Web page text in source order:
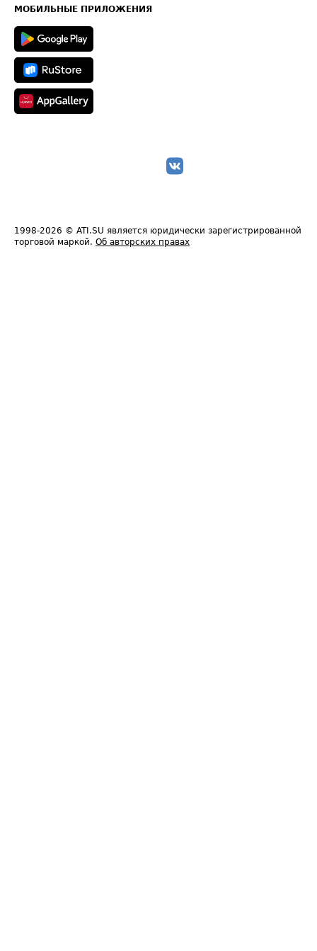
Техническая информация
МОБИЛЬНЫЕ ПРИЛОЖЕНИЯ
1998-2026 © ATI.SU является юридически зарегистрированной
торговой маркой. Об авторских правах